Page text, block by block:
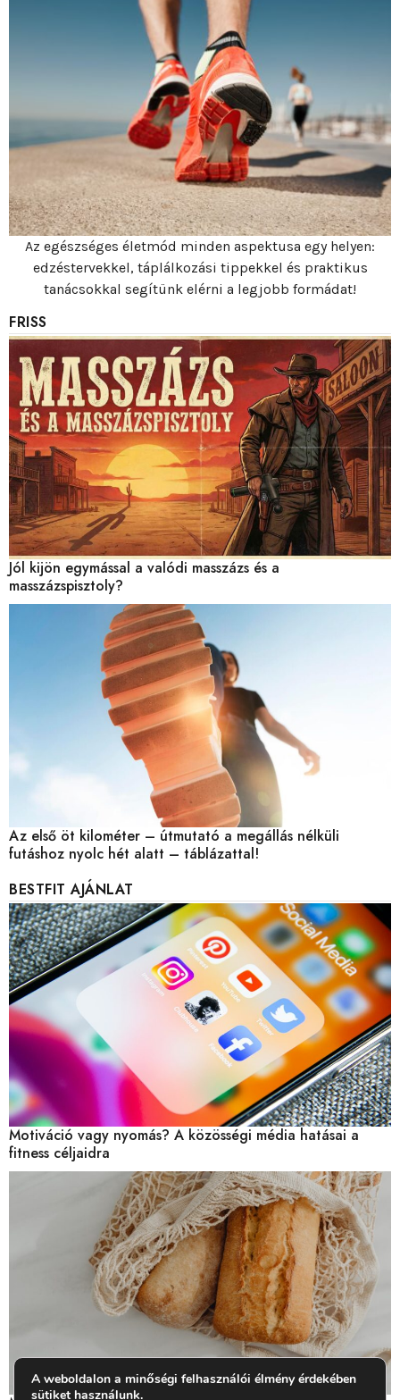
Az egészséges életmód minden aspektusa egy helyen:
edzéstervekkel, táplálkozási tippekkel és praktikus
tanácsokkal segítünk elérni a legjobb formádat!
FRISS
Jól kijön egymással a valódi masszázs és a
masszázspisztoly?
Az első öt kilométer – útmutató a megállás nélküli
futáshoz nyolc hét alatt – táblázattal!
BESTFIT AJÁNLAT
Motiváció vagy nyomás? A közösségi média hatásai a
fitness céljaidra
A weboldalon a minőségi felhasználói élmény érdekében
sütiket használunk.